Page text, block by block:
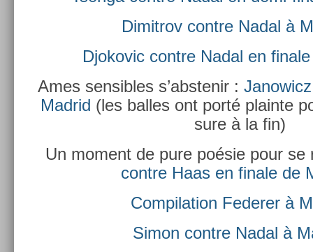
Di­mit­rov con­tre Nadal à
Djokovic con­tre Nadal en
Ames sen­sib­les s’abstenir :
Mad­rid (les bal­les ont porté plain­te
sure à la fin)
Un mo­ment de pure poésie pour
con­tre Haas en fin­ale de
Com­pila­tion Feder­er à
Simon con­tre Nadal à